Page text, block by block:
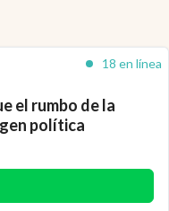
18 en línea
el rumbo de la
política